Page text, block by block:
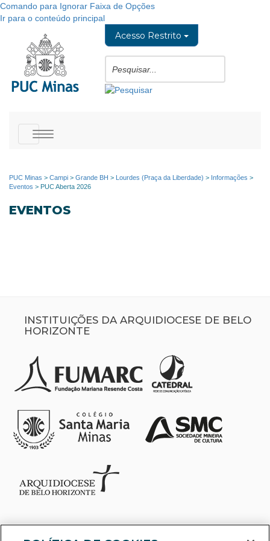
Comando para Ignorar Faixa de Opções
Ir para o conteúdo principal
Acesso Restrito
Toggle
navigation
PUC Minas > Campi > Grande BH > Lourdes (Praça da Liberdade) > Informações >
Eventos > PUC Aberta 2026
EVENTOS
INSTITUIÇÕES DA ARQUIDIOCESE DE BELO
HORIZONTE